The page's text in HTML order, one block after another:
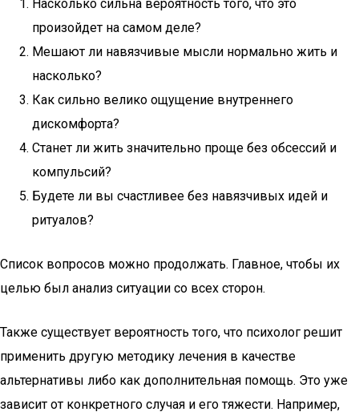
Насколько сильна вероятность того, что это
произойдет на самом деле?
Мешают ли навязчивые мысли нормально жить и
насколько?
Как сильно велико ощущение внутреннего
дискомфорта?
Станет ли жить значительно проще без обсессий и
компульсий?
Будете ли вы счастливее без навязчивых идей и
ритуалов?
Список вопросов можно продолжать. Главное, чтобы их
целью был анализ ситуации со всех сторон.
Также существует вероятность того, что психолог решит
применить другую методику лечения в качестве
альтернативы либо как дополнительная помощь. Это уже
зависит от конкретного случая и его тяжести. Например,